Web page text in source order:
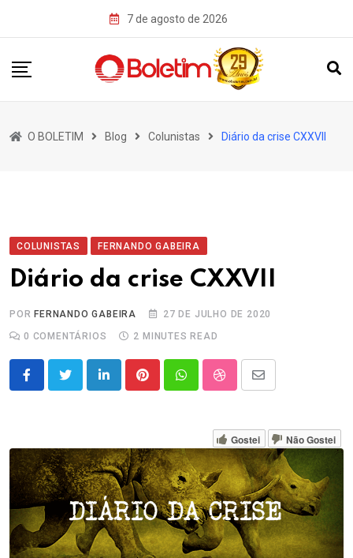
7 de agosto de 2026
O BOLETIM Blog Colunistas Diário da crise CXXVII
COLUNISTAS FERNANDO GABEIRA
Diário da crise CXXVII
POR FERNANDO GABEIRA
27 DE JULHO DE 2020
0 COMENTÁRIOS 2 MINUTES READ
LinkedInPinterestWhatsappStumbleUpon
Share
Email
Gostei Não Gostei